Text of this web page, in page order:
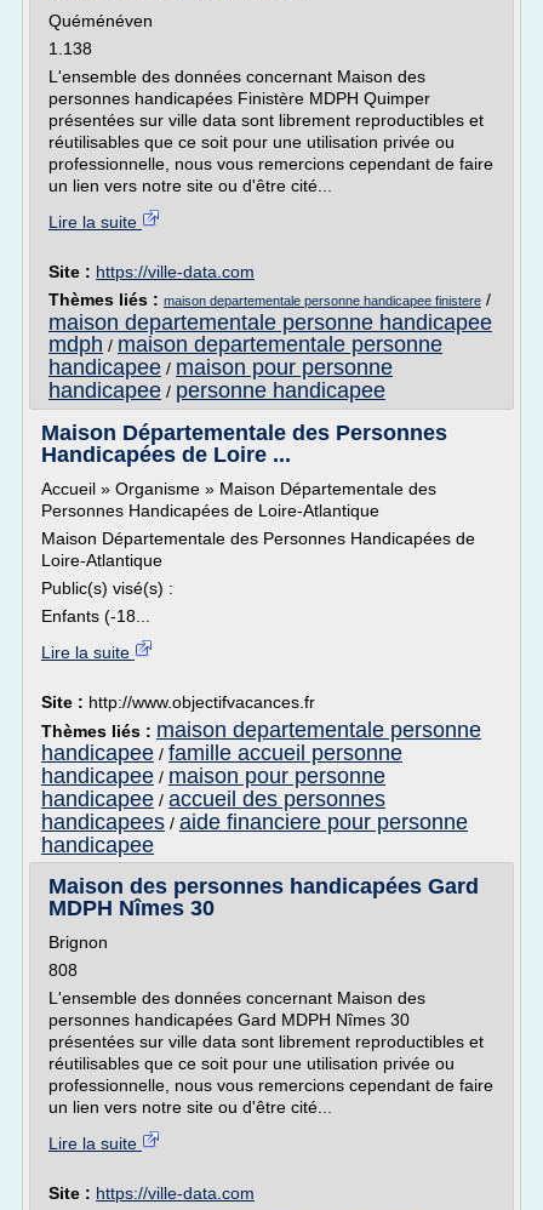
Quéménéven
1.138
L'ensemble des données concernant Maison des
personnes handicapées Finistère MDPH Quimper
présentées sur ville data sont librement reproductibles et
réutilisables que ce soit pour une utilisation privée ou
professionnelle, nous vous remercions cependant de faire
un lien vers notre site ou d'être cité...
Lire la suite
Site : https://ville-data.com
Thèmes liés : maison departementale personne handicapee finistere /
maison departementale personne handicapee
mdph / maison departementale personne
handicapee / maison pour personne
handicapee / personne handicapee
Maison Départementale des Personnes
Handicapées de Loire ...
Accueil » Organisme » Maison Départementale des
Personnes Handicapées de Loire-Atlantique
Maison Départementale des Personnes Handicapées de
Loire-Atlantique
Public(s) visé(s) :
Enfants (-18...
Lire la suite
Site : http://www.objectifvacances.fr
Thèmes liés : maison departementale personne
handicapee / famille accueil personne
handicapee / maison pour personne
handicapee / accueil des personnes
handicapees / aide financiere pour personne
handicapee
Maison des personnes handicapées Gard
MDPH Nîmes 30
Brignon
808
L'ensemble des données concernant Maison des
personnes handicapées Gard MDPH Nîmes 30
présentées sur ville data sont librement reproductibles et
réutilisables que ce soit pour une utilisation privée ou
professionnelle, nous vous remercions cependant de faire
un lien vers notre site ou d'être cité...
Lire la suite
Site : https://ville-data.com